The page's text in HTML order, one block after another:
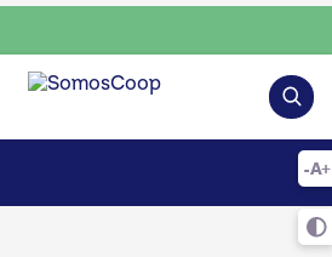
coop • escolha consciente,